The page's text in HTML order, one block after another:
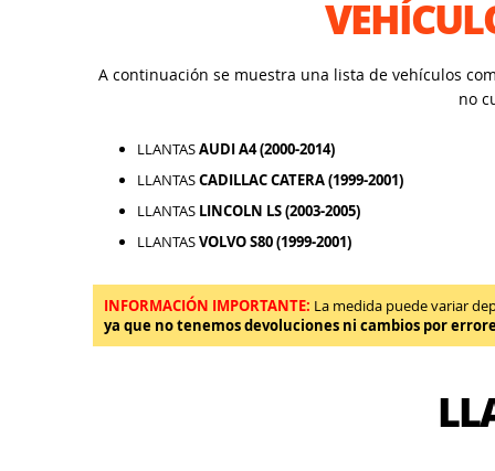
A continuación se muestra una lista de vehículos
no
LLANTASAUDI A4 (2000-2014)
LLANTASCADILLAC CATERA (1999-2001)
LLANTAS LINCOLN LS (2003-2005)
LLANTASVOLVO S80 (1999-2001)
INFORMACIÓN IMPORTANTE: La medida puede variar
ya que no tenemos devoluciones ni cambios por